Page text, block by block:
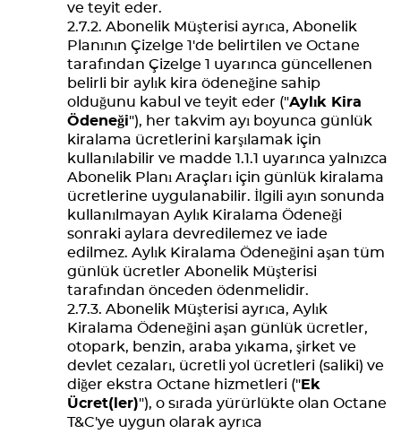
ve teyit eder.
Abonelik Müşterisi ayrıca, Abonelik
Planının Çizelge 1'de belirtilen ve Octane
tarafından Çizelge 1 uyarınca güncellenen
belirli bir aylık kira ödeneğine sahip
olduğunu kabul ve teyit eder ("Aylık Kira
Ödeneği"), her takvim ayı boyunca günlük
kiralama ücretlerini karşılamak için
kullanılabilir ve madde 1.1.1 uyarınca yalnızca
Abonelik Planı Araçları için günlük kiralama
ücretlerine uygulanabilir. İlgili ayın sonunda
kullanılmayan Aylık Kiralama Ödeneği
sonraki aylara devredilemez ve iade
edilmez. Aylık Kiralama Ödeneğini aşan tüm
günlük ücretler Abonelik Müşterisi
tarafından önceden ödenmelidir.
Abonelik Müşterisi ayrıca, Aylık
Kiralama Ödeneğini aşan günlük ücretler,
otopark, benzin, araba yıkama, şirket ve
devlet cezaları, ücretli yol ücretleri (saliki) ve
diğer ekstra Octane hizmetleri (" Ek
Ücret(ler)"), o sırada yürürlükte olan Octane
T&C'ye uygun olarak ayrıca